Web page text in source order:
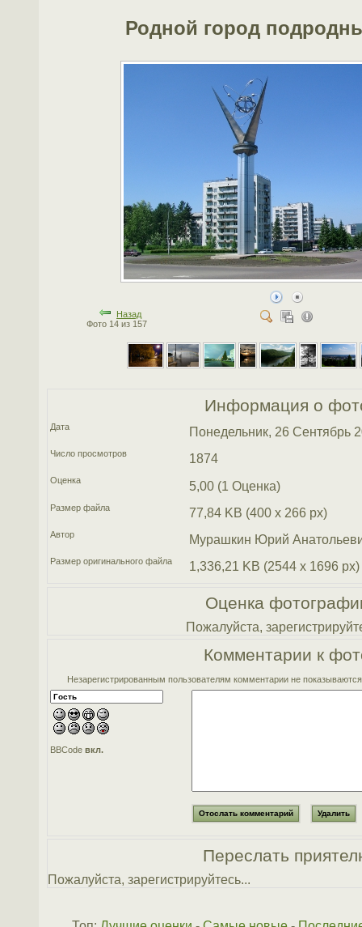
Родной город
Назад
Фото 14 из 157
Информация о
Дата Понедельник, 26 Сентябрь
Число просмотров 1874
Оценка 5,00 (1 Оценка)
Размер файла 77,84 KB (400 x 266 px)
Автор Мурашкин Юрий
Размер оригинального файла 1,336,21 KB (2544 x 1696 px)
Оценка
Пожалуйста,
Комментарии к
Незарегистрированным пользователям комментарии не
BBCodeвкл.
Переслать
Пожалуйста, зарегистрируйтесь...